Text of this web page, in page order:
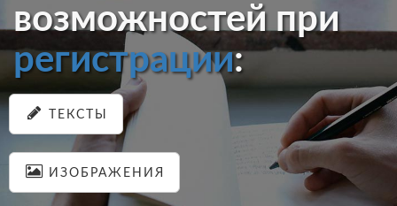
возможностей при
регистрации:
ТЕКСТЫ
ИЗОБРАЖЕНИЯ